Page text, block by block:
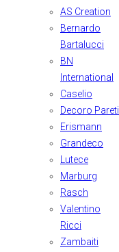
AS Creation
Bernardo
Bartalucci
BN
International
Caselio
Decoro Pareti
Erismann
Grandeco
Lutece
Marburg
Rasch
Valentino
Ricci
Zambaiti